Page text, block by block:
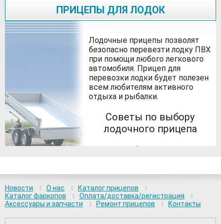
ПРИЦЕПЫ ДЛЯ ЛОДОК
Лодочные прицепы позволят
безопасно перевезти лодку ПВХ
при помощи любого легкового
автомобиля. Прицеп для
перевозки лодки будет полезен
всем любителям активного
отдыха и рыбалки.
Советы по выбору
лодочного прицепа
Многие любители
без лодок и катеров, благодаря
которым можно порыбачить и
поохотиться в недоступных для
остальных людей местах,
Новости О нас
Каталог прицепов
Каталог фаркопов
Оплата/доставка/регистрация
Аксессуары и запчасти
Ремонт прицепов Контакты